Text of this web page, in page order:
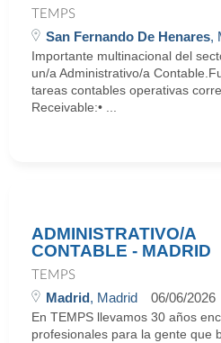
TEMPS
San Fernando De Henares,
Importante multinacional del
un/a Administrativo/a
tareas contables operativas
Receivable:• ...
ADMINISTRATIVO/A
CONTABLE - MADRID
TEMPS
Madrid, Madrid 06/06/2026
En TEMPS llevamos 30 años
profesionales para la gente que